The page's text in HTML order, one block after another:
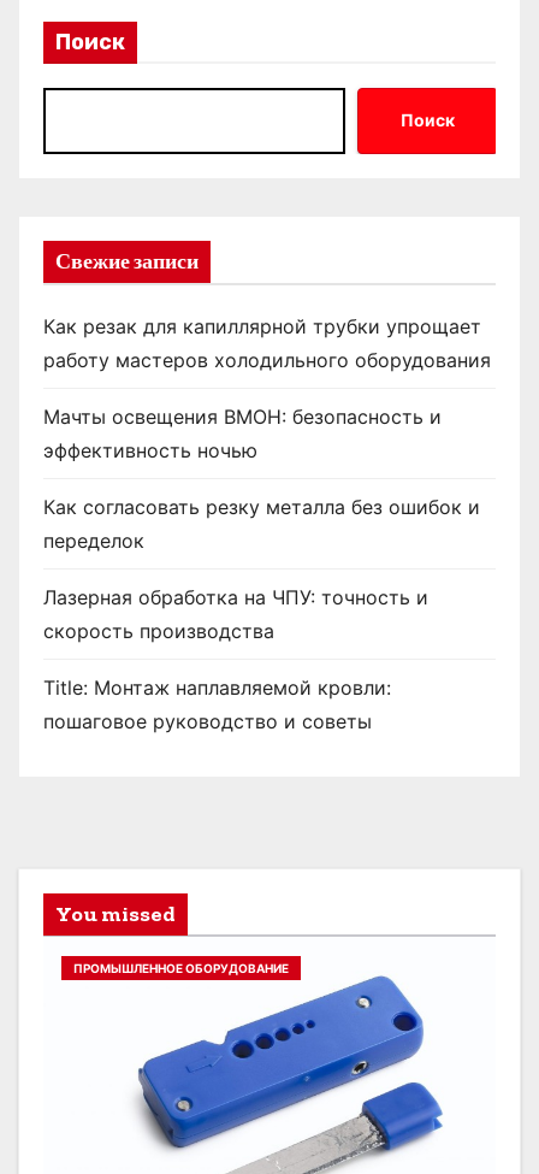
Поиск
Поиск
Свежие записи
Как резак для капиллярной трубки упрощает
работу мастеров холодильного оборудования
Мачты освещения ВМОН: безопасность и
эффективность ночью
Как согласовать резку металла без ошибок и
переделок
Лазерная обработка на ЧПУ: точность и
скорость производства
Title: Монтаж наплавляемой кровли:
пошаговое руководство и советы
You missed
ПРОМЫШЛЕННОЕ ОБОРУДОВАНИЕ